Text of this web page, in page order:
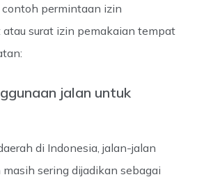
permintaan izin
surat izin pemakaian tempat
jalan untuk
di Indonesia, jalan-jalan
sering dijadikan sebagai